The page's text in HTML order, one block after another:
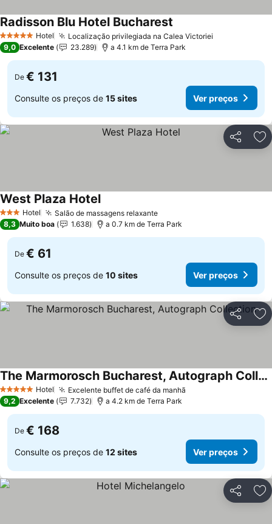
5 Estrelas Hotel Localização privilegiada na Calea Victoriei
Radisson Blu Hotel Bucharest
9,0 Excelente 23.289 a 4.1 km de Terra Park
De € 131
Consulte os preços de 15 sites Ver preços
Partilhar
3 EstrelasHotel Salão de massagens relaxanteVer preços
West Plaza HotelVer preços
8,3 Muito boa 1.638 a 0.7 km de Terra Park
De € 61
Consulte os preços de 10 sites Ver preços
Partilhar
5 Estrelas Hotel Excelente buffet de café da manhã
The Marmorosch Bucharest, Autograph Collection
Ver preços
9,2 Excelente 7.732 a 4.2 km de Terra Park
De € 168
Consulte os preços de 12 sites Ver preços
Partilhar